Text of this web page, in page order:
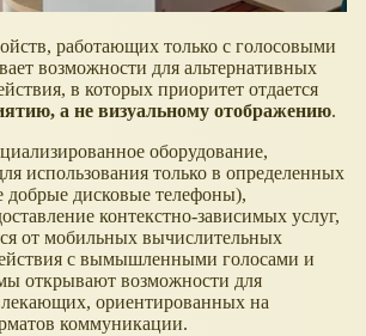
работающих только с голосовыми
возможности для альтернативных
в которых приоритет отдается
а не визуальному отображению.
оборудование,
использования только в определенных
добрые дисковые телефоны),
контекстно-зависимых услуг,
от мобильных вычислительных
с вымышленными голосами и
открывают возможности для
ориентированных на
коммуникации.